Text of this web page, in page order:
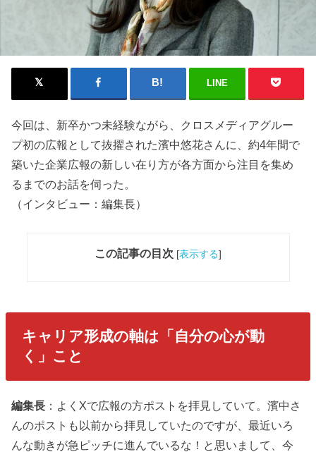
LINE
今回は、新卒かつ未経験ながら、クロスメディアグルー
プ初の広報として抜擢された濱中悠花さんに、約4年間で
築いた企業広報の新しい在り方が各方面から注目を集め
るまでのお話を伺った。
（インタビュー：編集長）
この記事の目次 [表示する]
キャリア形成の軸は「自分の心が動
く」こと
編集長 ：よくXで広報の方ポストを拝見していて。濱中さ
んのポストも以前から拝見していたのですが、最近いろ
んな動きが急ピッチに進んでいるな！と思いまして、今